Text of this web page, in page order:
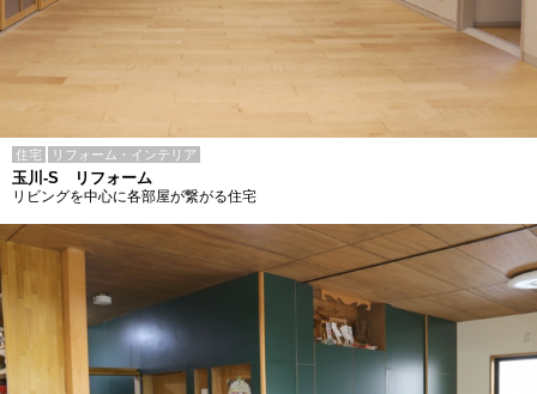
住宅 リフォーム・インテリア
玉川-S リフォーム
リビングを中心に各部屋が繋がる住宅